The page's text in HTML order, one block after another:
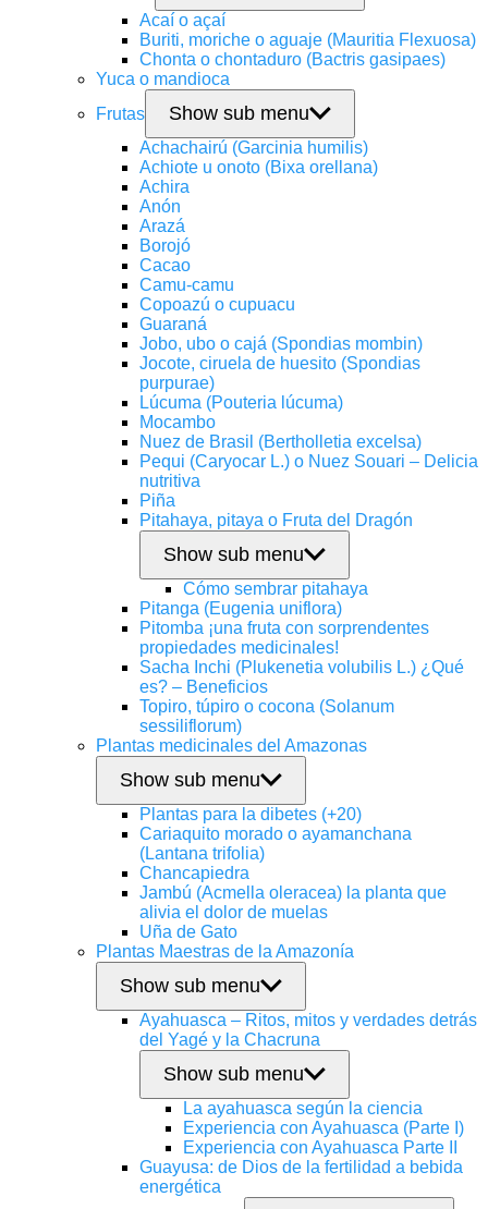
Acaí o açaí
Buriti, moriche o aguaje (Mauritia Flexuosa)
Chonta o chontaduro (Bactris gasipaes)
Yuca o mandioca
Frutas
Show sub menu
Achachairú (Garcinia humilis)
Achiote u onoto (Bixa orellana)
Achira
Anón
Arazá
Borojó
Cacao
Camu-camu
Copoazú o cupuacu
Guaraná
Jobo, ubo o cajá (Spondias mombin)
Jocote, ciruela de huesito (Spondias
purpurae)
Lúcuma (Pouteria lúcuma)
Mocambo
Nuez de Brasil (Bertholletia excelsa)
Pequi (Caryocar L.) o Nuez Souari – Delicia
nutritiva
Piña
Pitahaya, pitaya o Fruta del Dragón
Show sub menu
Cómo sembrar pitahaya
Pitanga (Eugenia uniflora)
Pitomba ¡una fruta con sorprendentes
propiedades medicinales!
Sacha Inchi (Plukenetia volubilis L.) ¿Qué
es? – Beneficios
Topiro, túpiro o cocona (Solanum
sessiliflorum)
Plantas medicinales del Amazonas
Show sub menu
Plantas para la dibetes (+20)
Cariaquito morado o ayamanchana
(Lantana trifolia)
Chancapiedra
Jambú (Acmella oleracea) la planta que
alivia el dolor de muelas
Uña de Gato
Plantas Maestras de la Amazonía
Show sub menu
Ayahuasca – Ritos, mitos y verdades detrás
del Yagé y la Chacruna
Show sub menu
La ayahuasca según la ciencia
Experiencia con Ayahuasca (Parte I)
Experiencia con Ayahuasca Parte II
Guayusa: de Dios de la fertilidad a bebida
energética